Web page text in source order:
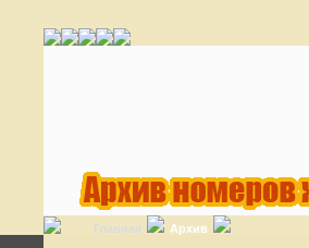
Главная Архив